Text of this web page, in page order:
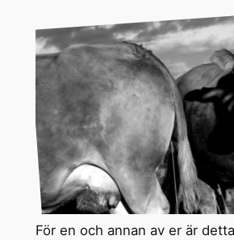
För en och annan av er är